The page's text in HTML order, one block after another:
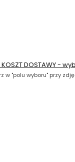
DOSTAWY -
w "polu wyboru" przy